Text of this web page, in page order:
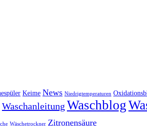
Keime News Niedrigtemperaturen
Waschanleitung Waschblog
Wäschetrockner Zitronensäure